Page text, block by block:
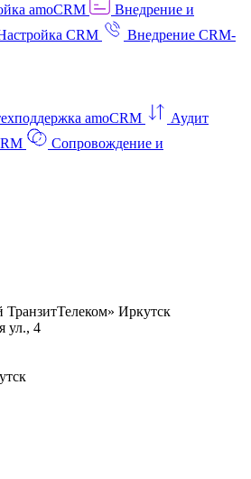
amoCRM
Внедрение и
CRM
Внедрение CRM-
amoCRM
Аудит
Сопровождение и
Иркутск
ул., 4